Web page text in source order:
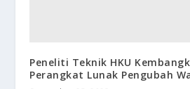
Peneliti Teknik HKU
Perangkat Lunak Pengubah